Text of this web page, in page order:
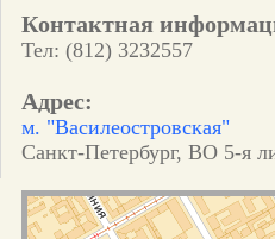
Контактная
Тел: (812) 3232557
Адрес:
м. "Василеостровская"
Санкт-Петербург, ВО 5-я